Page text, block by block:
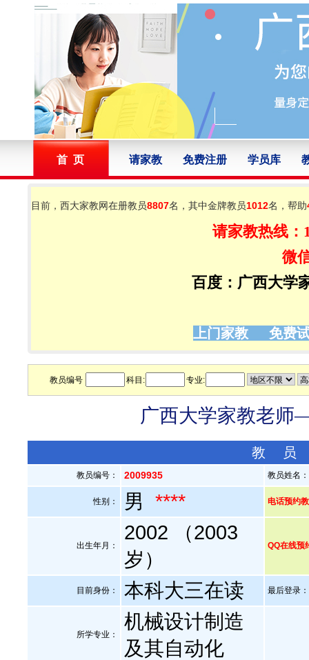
首 页 请家教 免费注册 学员库
目前，西大家教网在册教员8807名，其中金牌教员1012名，帮助
请家教热线：
微
百度：广西大学
上门家教 免费
教员编号 科目: 专业:
广西大学家教老师
教
教员编号： 2009935 教员姓名
性别： 男**** 电话预约
出生年月：
2002 （2003
岁）
QQ在线预
目前身份： 本科大三在读 最后登录
所学专业：
机械设计制造
及其自动化